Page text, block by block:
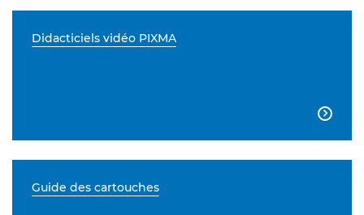
Didacticiels vidéo PIXMA

Guide des cartouches